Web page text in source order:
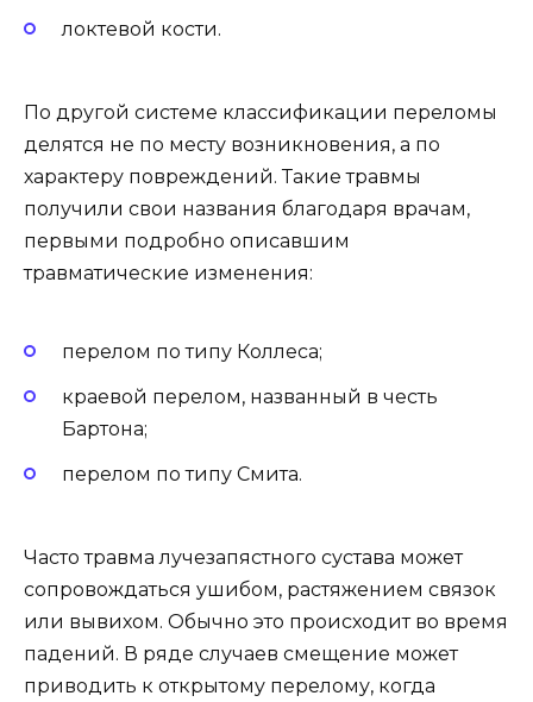
локтевой кости.
По другой системе классификации переломы
делятся не по месту возникновения, а по
характеру повреждений. Такие травмы
получили свои названия благодаря врачам,
первыми подробно описавшим
травматические изменения:
перелом по типу Коллеса;
краевой перелом, названный в честь
Бартона;
перелом по типу Смита.
Часто травма лучезапястного сустава может
сопровождаться ушибом, растяжением связок
или вывихом. Обычно это происходит во время
падений. В ряде случаев смещение может
приводить к открытому перелому, когда